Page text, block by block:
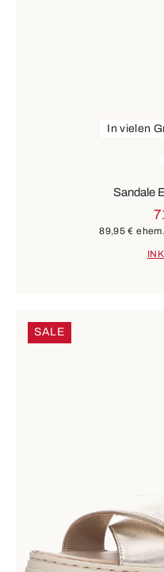
In vielen
Sandale
89,95 €
SALE